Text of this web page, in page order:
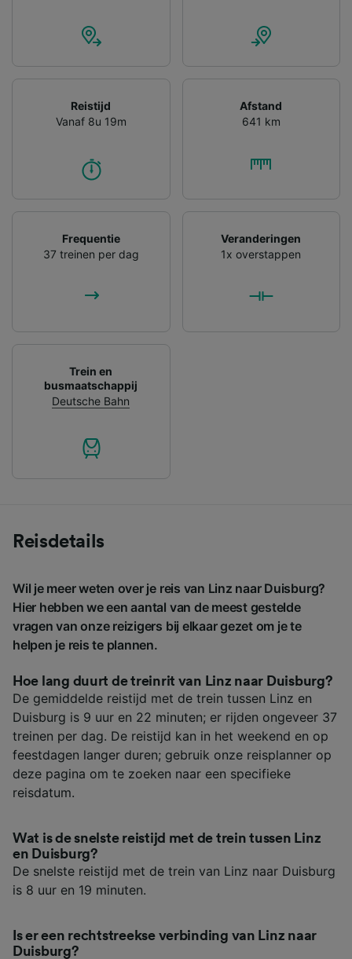
Reistijd
Vanaf 8u 19m
Afstand
641 km
Frequentie
37 treinen per dag
Veranderingen
1x overstappen
Trein en
busmaatschappij
Deutsche Bahn
Reisdetails
Wil je meer weten over je reis van Linz naar Duisburg?
Hier hebben we een aantal van de meest gestelde
vragen van onze reizigers bij elkaar gezet om je te
helpen je reis te plannen.
Hoe lang duurt de treinrit van Linz naar Duisburg?
De gemiddelde reistijd met de trein tussen Linz en
Duisburg is 9 uur en 22 minuten; er rijden ongeveer 37
treinen per dag. De reistijd kan in het weekend en op
feestdagen langer duren; gebruik onze reisplanner op
deze pagina om te zoeken naar een specifieke
reisdatum.
Wat is de snelste reistijd met de trein tussen Linz
en Duisburg?
De snelste reistijd met de trein van Linz naar Duisburg
is 8 uur en 19 minuten.
Is er een rechtstreekse verbinding van Linz naar
Duisburg?
Wij en onze partners verwerken gegevens
Precieze geolocatiegegevens gebruiken. De
apparaatkenmerken actief scannen ter
identificatie. Informatie op een apparaat
opslaan en/of openen. Gepersonaliseerde
ontwikkeling van diensten.
Partnerlijst (derden)